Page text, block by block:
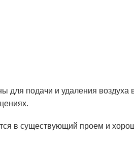
для подачи и удаления воздуха
в существующий проем и